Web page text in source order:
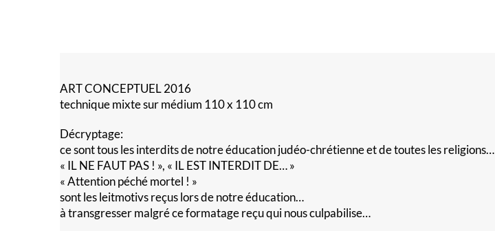
ART CONCEPTUEL 2016
technique mixte sur médium 110 x 110 cm
Décryptage:
ce sont tous les interdits de notre éducation judéo-chrétienne et de toutes les religions…
« IL NE FAUT PAS ! », « IL EST INTERDIT DE… »
« Attention péché mortel ! »
sont les leitmotivs reçus lors de notre éducation…
à transgresser malgré ce formatage reçu qui nous culpabilise…